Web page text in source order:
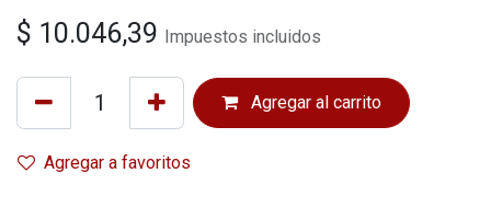
$ 10.046,39 Impuestos incluidos
Agregar al carrito
Agregar a favoritos